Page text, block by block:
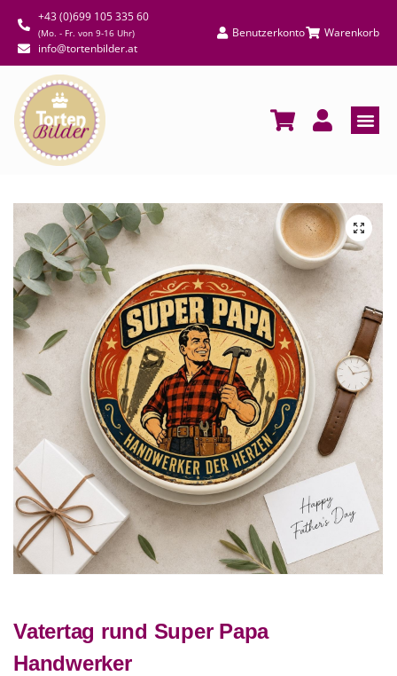
+43 (0)699 105 335 60
(Mo. - Fr. von 9-16 Uhr)
info@tortenbilder.at
Benutzerkonto Warenkorb
Vatertag rund Super Papa
Handwerker